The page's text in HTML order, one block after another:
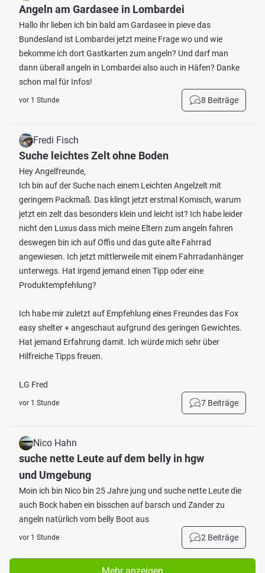
Angeln am Gardasee in Lombardei
Hallo ihr lieben ich bin bald am Gardasee in pieve das
Bundesland ist Lombardei jetzt meine Frage wo und wie
bekomme ich dort Gastkarten zum angeln? Und darf man
dann überall angeln in Lombardei also auch in Häfen? Danke
schon mal für Infos!
vor 1 Stunde 8 Beiträge
Fredi Fisch
Suche leichtes Zelt ohne Boden
Hey Angelfreunde,
Ich bin auf der Suche nach einem Leichten Angelzelt mit
geringem Packmaß. Das klingt jetzt erstmal Komisch, warum
jetzt ein zelt das besonders klein und leicht ist? Ich habe leider
nicht den Luxus dass mich meine Eltern zum angeln fahren
deswegen bin ich auf Offis und das gute alte Fahrrad
angewiesen. Ich jetzt mittlerweile mit einem Fahrradanhänger
unterwegs. Hat irgend jemand einen Tipp oder eine
Produktempfehlung?
Ich habe mir zuletzt auf Empfehlung eines Freundes das Fox
easy shelter + angeschaut aufgrund des geringen Gewichtes.
Hat jemand Erfahrung damit. Ich würde mich sehr über
Hilfreiche Tipps freuen.
LG Fred
vor 1 Stunde 7 Beiträge
Nico Hahn
suche nette Leute auf dem belly in hgw
und Umgebung
Moin ich bin Nico bin 25 Jahre jung und suche nette Leute die
auch Bock haben ein bisschen auf barsch und Zander zu
angeln natürlich vom belly Boot aus
vor 1 Stunde 2 Beiträge